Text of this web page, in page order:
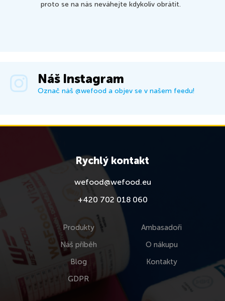
proto se na nás neváhejte kdykoliv obrátit.
Náš Instagram
Označ náš @wefood a objev se v našem feedu!
Rychlý kontakt
wefood@wefood.eu
+420 702 018 060
Produkty
Náš příběh
Blog
GDPR
Ambasadoři
O nákupu
Kontakty